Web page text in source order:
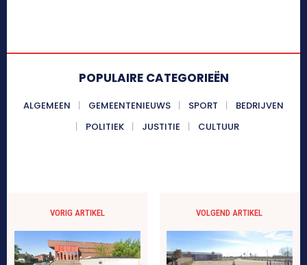
POPULAIRE CATEGORIEËN
ALGEMEEN GEMEENTENIEUWS SPORT
BEDRIJVEN
POLITIEK
JUSTITIE CULTUUR
VORIG ARTIKEL VOLGEND ARTIKEL